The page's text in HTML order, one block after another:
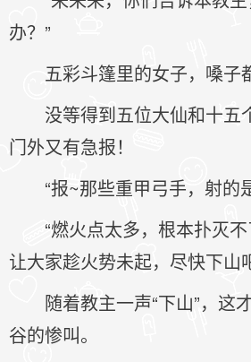
办？”
五彩斗篷里的女子，嗓子
没等得到五位大仙和十五
门外又有急报！
“报~那些重甲弓手，射的
“燃火点太多，根本扑灭不
让大家趁火势未起，尽快下山
随着教主一声“下山”，这
谷的惨叫。